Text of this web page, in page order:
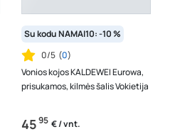
Su kodu NAMAI10: -10 %
0/5 (0)
Vonios kojos KALDEWEI Eurowa,
prisukamos, kilmės šalis Vokietija
4595 € / vnt.